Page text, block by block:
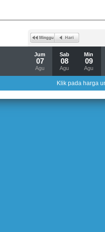
Jum
07
Agu
Sab
08
Agu
Min
09
Agu
Klik pada harga